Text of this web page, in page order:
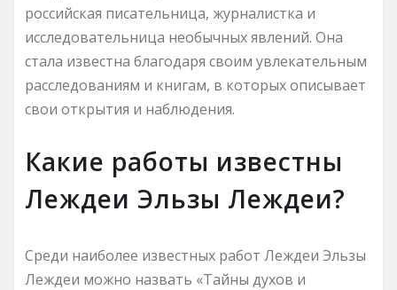
российская писательница, журналистка и
исследовательница необычных явлений. Она
стала известна благодаря своим увлекательным
расследованиям и книгам, в которых описывает
свои открытия и наблюдения.
Какие работы известны
Леждеи Эльзы Леждеи?
Среди наиболее известных работ Леждеи Эльзы
Леждеи можно назвать «Тайны духов и